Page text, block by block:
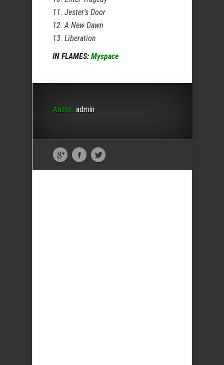
11. Jester’s Door
12. A New Dawn
13. Liberation
IN FLAMES: Myspace
Autor: admin